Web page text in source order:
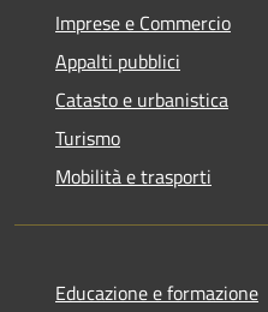
Imprese e Commercio
Appalti pubblici
Catasto e urbanistica
Turismo
Mobilità e trasporti
Educazione e formazione